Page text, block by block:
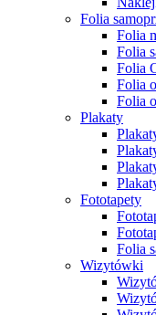
Folia
Folia
Folia
Folia
Folia
Folia
Plakaty
Fototapety
Folia
Wizytówki